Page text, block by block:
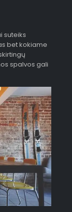
suteiks
bet kokiame
spalvos gali